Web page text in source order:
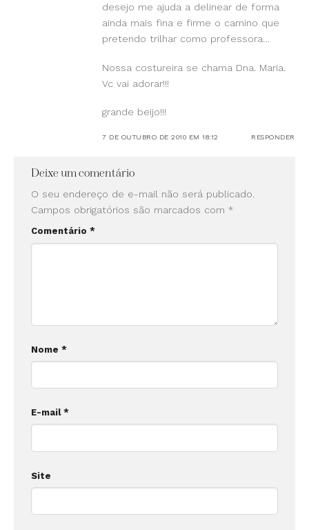
desejo me ajuda a delinear de forma
ainda mais fina e firme o camino que
pretendo trilhar como professora…
Nossa costureira se chama Dna. Maria.
Vc vai adorar!!!
grande beijo!!!
7 DE OUTUBRO DE 2010 EM 18:12 RESPONDER
Deixe um comentário
O seu endereço de e-mail não será publicado.
Campos obrigatórios são marcados com *
Comentário *
Nome *
E-mail *
Site